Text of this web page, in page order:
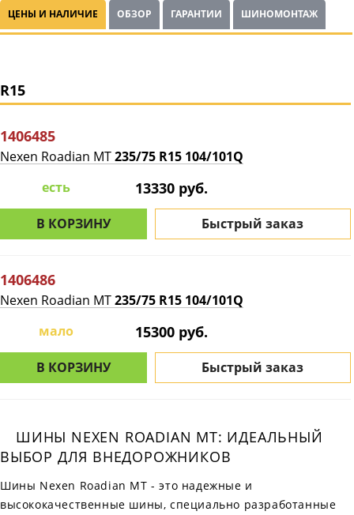
ЦЕНЫ И НАЛИЧИЕ ОБЗОР ГАРАНТИИ ШИНОМОНТАЖ
R15
1406485
Nexen Roadian MT235/75 R15 104/101Q
есть
13330 руб.
В КОРЗИНУ Быстрый заказ
1406486
Nexen Roadian MT235/75 R15 104/101Q
мало
15300 руб.
В КОРЗИНУ Быстрый заказ
ШИНЫ NEXEN ROADIAN MT: ИДЕАЛЬНЫЙ
ВЫБОР ДЛЯ ВНЕДОРОЖНИКОВ
Шины Nexen Roadian MT - это надежные и
высококачественные шины, специально разработанные